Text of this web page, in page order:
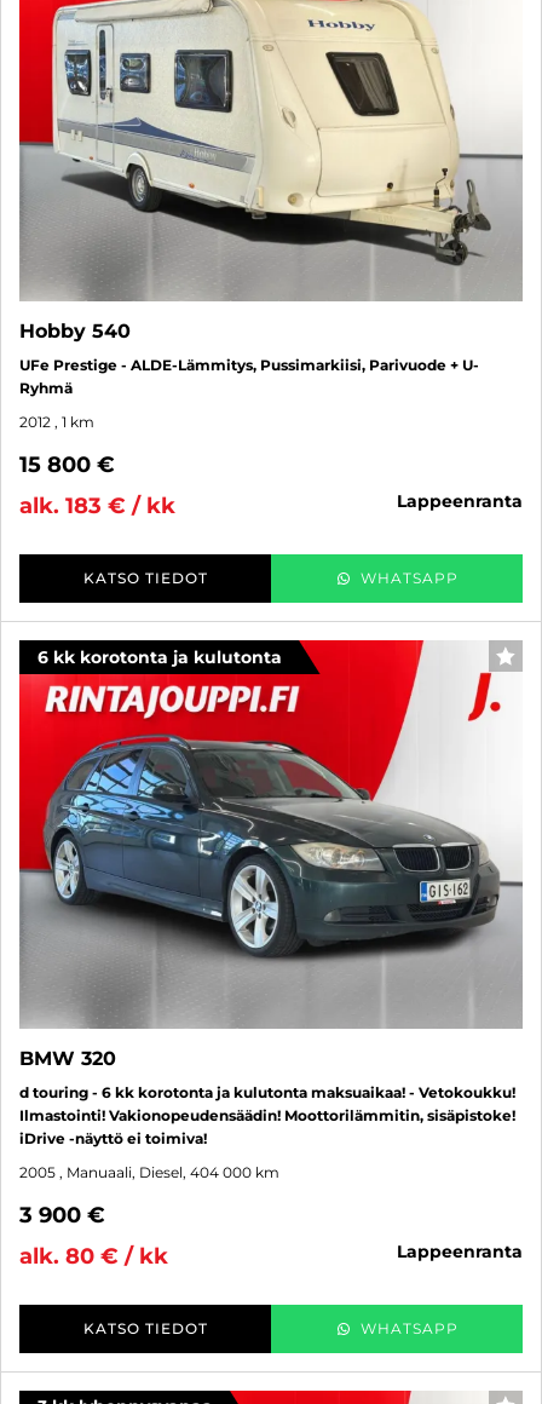
Hobby 540
UFe Prestige - ALDE-Lämmitys, Pussimarkiisi, Parivuode + U-
Ryhmä
2012 , 1 km
15 800 €
alk. 183 € / kk
lappeenranta
KATSO TIEDOT WHATSAPP
6 kk korotonta ja kulutonta
BMW 320
d touring - 6 kk korotonta ja kulutonta maksuaikaa! - Vetokoukku!
Ilmastointi! Vakionopeudensäädin! Moottorilämmitin, sisäpistoke!
iDrive -näyttö ei toimiva!
2005 , Manuaali, Diesel, 404 000 km
3 900 €
alk. 80 € / kk
lappeenranta
KATSO TIEDOT WHATSAPP